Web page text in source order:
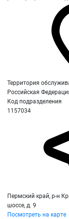
Территория
Российская
Код подразделения
1157034
Пермский край, р-н
шоссе, д. 9
Посмотреть на карте